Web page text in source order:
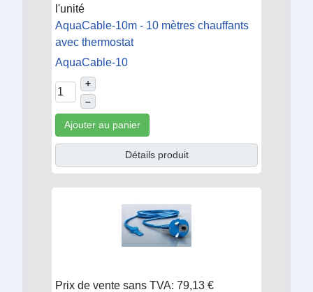
l'unité
AquaCable-10m - 10 mètres chauffants
avec thermostat
AquaCable-10
+
–
Ajouter au panier
Détails produit
Prix de vente sans TVA: 79,13 €